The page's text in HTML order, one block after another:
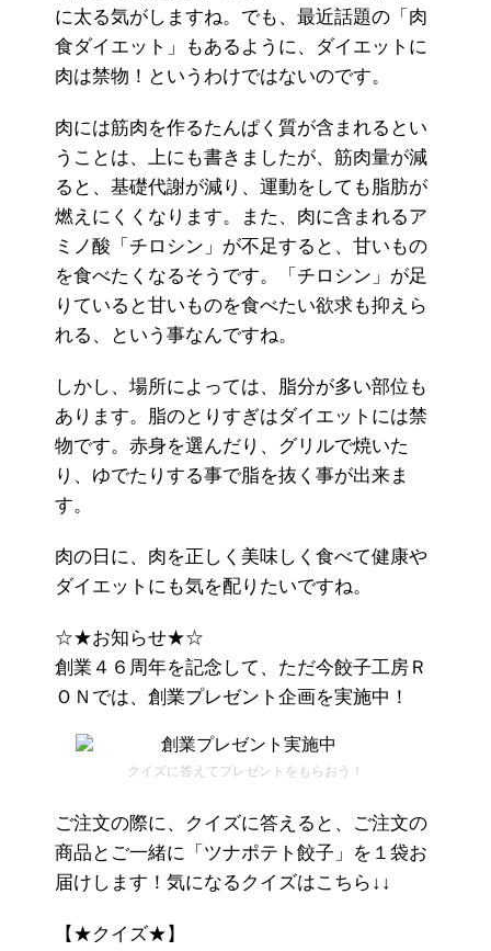
に太る気がしますね。でも、最近話題の「肉
食ダイエット」もあるように、ダイエットに
肉は禁物！というわけではないのです。
肉には筋肉を作るたんぱく質が含まれるとい
うことは、上にも書きましたが、筋肉量が減
ると、基礎代謝が減り、運動をしても脂肪が
燃えにくくなります。また、肉に含まれるア
ミノ酸「チロシン」が不足すると、甘いもの
を食べたくなるそうです。「チロシン」が足
りていると甘いものを食べたい欲求も抑えら
れる、という事なんですね。
しかし、場所によっては、脂分が多い部位も
あります。脂のとりすぎはダイエットには禁
物です。赤身を選んだり、グリルで焼いた
り、ゆでたりする事で脂を抜く事が出来ま
す。
肉の日に、肉を正しく美味しく食べて健康や
ダイエットにも気を配りたいですね。
☆★お知らせ★☆
創業４６周年を記念して、ただ今餃子工房Ｒ
ＯＮでは、創業プレゼント企画を実施中！
クイズに答えてプレゼントをもらおう！
ご注文の際に、クイズに答えると、ご注文の
商品とご一緒に「ツナポテト餃子」を１袋お
届けします！気になるクイズはこちら↓↓
【★クイズ★】